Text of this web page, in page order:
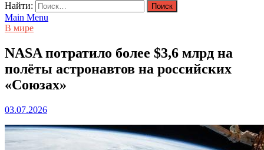
Найти:
Main Menu
В мире
NASA потратило более $3,6 млрд на
полёты астронавтов на российских
«Союзах»
03.07.2026